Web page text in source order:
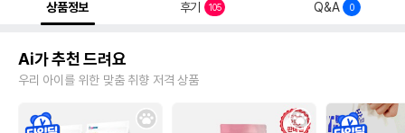
상품정보 후기 105 Q&A 0
Ai가 추천 드려요
우리 아이를 위한 맞춤 취향 저격 상품